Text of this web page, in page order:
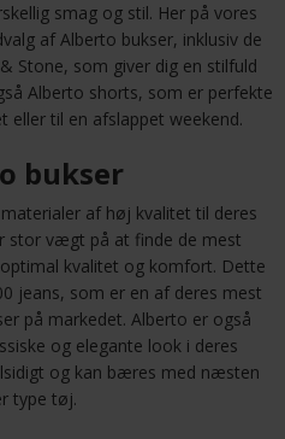
smag og stil. Her på vores
af Alberto bukser, inklusiv de
Stone, som giver dig en stilfuld
Alberto shorts, som er perfekte
til en afslappet weekend.
bukser
af høj kvalitet til deres
stor vægt på at finde de mest
kvalitet og komfort. Dette
jeans, som er en af deres mest
på markedet. Alberto er også
og elegante look i deres
og kan bæres med næsten
type tøj.